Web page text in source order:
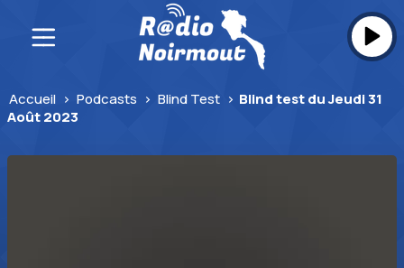
Accueil > Podcasts > Blind Test > Blind test du Jeudi 31
Août 2023